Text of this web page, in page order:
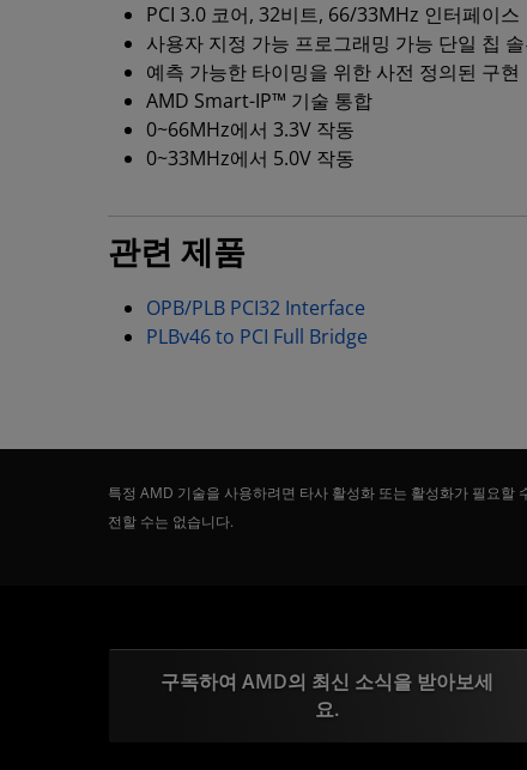
PCI 3.0 코어, 32비트, 66/33MHz 인터페이스
사용자 지정 가능 프로그래밍 가능 단일 칩
예측 가능한 타이밍을 위한 사전 정의된 구현
AMD Smart-IP™ 기술 통합
0~66MHz에서 3.3V 작동
0~33MHz에서 5.0V 작동
관련 제품
OPB/PLB PCI32 Interface
PLBv46 to PCI Full Bridge
특정 AMD 기술을 사용하려면 타사 활성화 또는 활성화가 필요
전할 수는 없습니다.
구독하여 AMD의 최신 소식을 받아보세
요.